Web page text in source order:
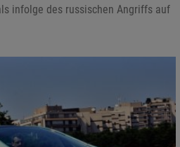
infolge des russischen Angriffs auf